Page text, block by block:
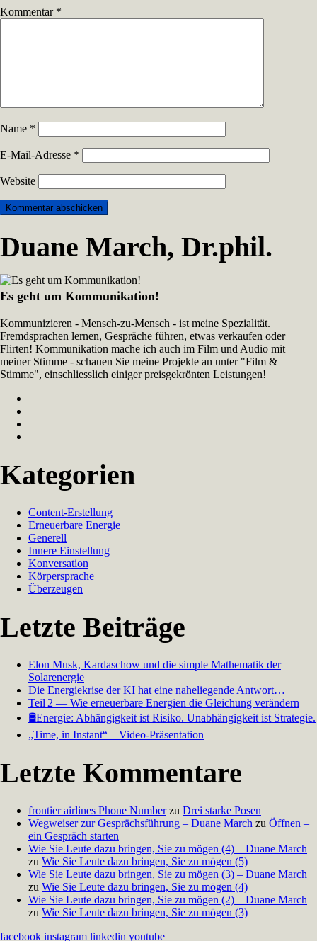
Kommentar *
Name *
E-Mail-Adresse *
Website
Duane March, Dr.phil.
Es geht um Kommunikation!
Kommunizieren - Mensch-zu-Mensch - ist meine Spezialität.
Fremdsprachen lernen, Gespräche führen, etwas verkaufen oder
Flirten! Kommunikation mache ich auch im Film und Audio mit
meiner Stimme - schauen Sie meine Projekte an unter "Film &
Stimme", einschliesslich einiger preisgekrönten Leistungen!
Kategorien
Content-Erstellung
Erneuerbare Energie
Generell
Innere Einstellung
Konversation
Körpersprache
Überzeugen
Letzte Beiträge
Elon Musk, Kardaschow und die simple Mathematik der
Solarenergie
Die Energiekrise der KI hat eine naheliegende Antwort…
Teil 2 — Wie erneuerbare Energien die Gleichung verändern
🛢️Energie: Abhängigkeit ist Risiko. Unabhängigkeit ist Strategie.
„Time, in Instant“ – Video-Präsentation
Letzte Kommentare
frontier airlines Phone Numberzu Drei starke Posen
Wegweiser zur Gesprächsführung – Duane March zu Öffnen –
ein Gespräch starten
Wie Sie Leute dazu bringen, Sie zu mögen (4) – Duane March
zu Wie Sie Leute dazu bringen, Sie zu mögen (5)
Wie Sie Leute dazu bringen, Sie zu mögen (3) – Duane March
zu Wie Sie Leute dazu bringen, Sie zu mögen (4)
Wie Sie Leute dazu bringen, Sie zu mögen (2) – Duane March
zu Wie Sie Leute dazu bringen, Sie zu mögen (3)
facebook instagram linkedin youtube